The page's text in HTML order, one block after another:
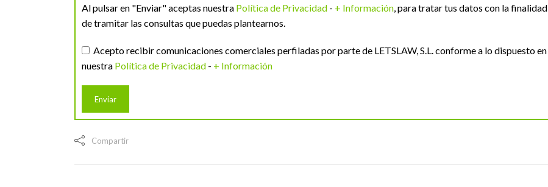
Al pulsar en "Enviar" aceptas nuestra Política de Privacidad - + Información, para tratar tus datos con la finalidad
de tramitar las consultas que puedas plantearnos.
Acepto recibir comunicaciones comerciales perfiladas por parte de LETSLAW, S.L. conforme a lo dispuesto en
nuestra Política de Privacidad - + Información
Compartir